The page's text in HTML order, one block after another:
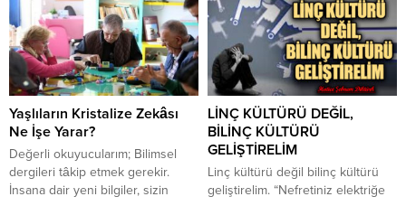
Yaşlıların Kristalize Zekâsı
Ne İşe Yarar?
Değerli okuyucularım; Bilimsel
dergileri tâkip etmek gerekir.
İnsana dair yeni bilgiler, sizin
LİNÇ KÜLTÜRÜ DEĞİL,
BİLİNÇ KÜLTÜRÜ
GELİŞTİRELİM
Linç kültürü değil bilinç kültürü
geliştirelim. “Nefretiniz elektriğe